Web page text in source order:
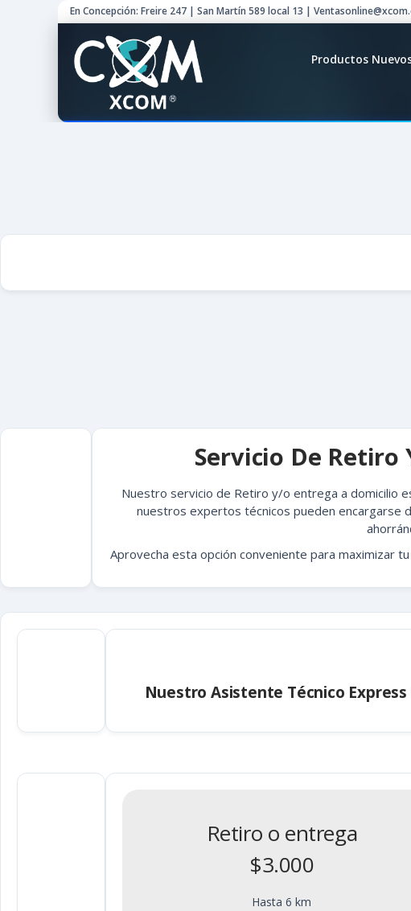
En Concepción: Freire 247 | San Martín 589 local 13 |
Productos
Servicio De Retiro
Nuestro servicio de Retiro y/o entrega a domicilio
nuestros expertos técnicos pueden encargarse
Aprovecha esta opción conveniente para maximizar
Nuestro Asistente Técnico Express
Retiro o entrega
$3.000
Hasta 6 km